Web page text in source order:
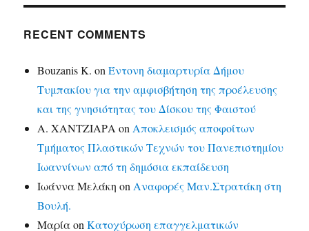
RECENT COMMENTS
Bouzanis K. onΈντονη διαμαρτυρία Δήμου
Τυμπακίου για την αμφισβήτηση της προέλευσης
και της γνησιότητας του Δίσκου της Φαιστού
Α. ΧΑΝΤΖΙΑΡΑ on Αποκλεισμός αποφοίτων
Τμήματος Πλαστικών Τεχνών του Πανεπιστημίου
Ιωαννίνων από τη δημόσια εκπαίδευση
Ιωάννα Μελάκη on Αναφορές Μαν.Στρατάκη στη
Βουλή.
ΜαρίαonΚατοχύρωση επαγγελματικών